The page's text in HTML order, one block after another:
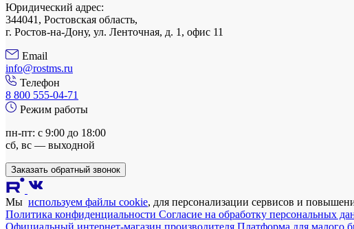
Юридический адрес:
344041, Ростовская область,
г. Ростов-на-Дону, ул. Ленточная, д. 1, офис 11
Email
info@rostms.ru
Телефон
8 800 555-04-71
Режим работы
пн-пт: с 9:00 до 18:00
сб, вс — выходной
Заказать обратный звонок
Мы используем файлы cookie, для персонализации сервисов и
Политика конфиденциальности Согласие на обработку персональных
Официальный интернет-магазин производителя Платформа для малого